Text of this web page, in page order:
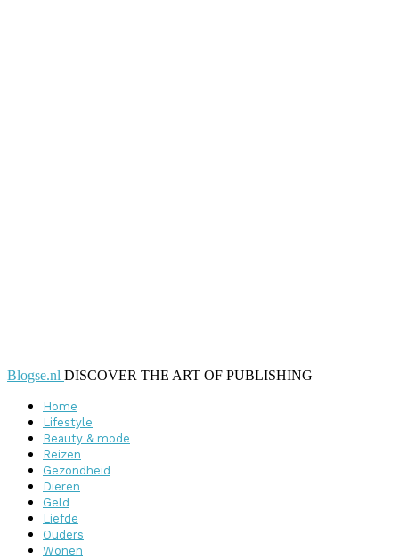
Blogse.nl DISCOVER THE ART OF PUBLISHING
Home
Lifestyle
Beauty & mode
Reizen
Gezondheid
Dieren
Geld
Liefde
Ouders
Wonen